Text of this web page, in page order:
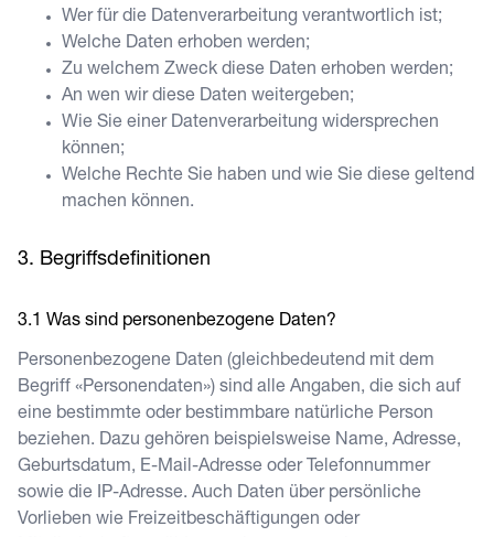
Wer für die Datenverarbeitung verantwortlich ist;
Welche Daten erhoben werden;
Zu welchem Zweck diese Daten erhoben werden;
An wen wir diese Daten weitergeben;
Wie Sie einer Datenverarbeitung widersprechen
können;
Welche Rechte Sie haben und wie Sie diese geltend
machen können.
Begriffsdefinitionen
Was sind personenbezogene Daten?
Personenbezogene Daten (gleichbedeutend mit dem
Begriff «Personendaten») sind alle Angaben, die sich auf
eine bestimmte oder bestimmbare natürliche Person
beziehen. Dazu gehören beispielsweise Name, Adresse,
Geburtsdatum, E-Mail-Adresse oder Telefonnummer
sowie die IP-Adresse. Auch Daten über persönliche
Vorlieben wie Freizeitbeschäftigungen oder